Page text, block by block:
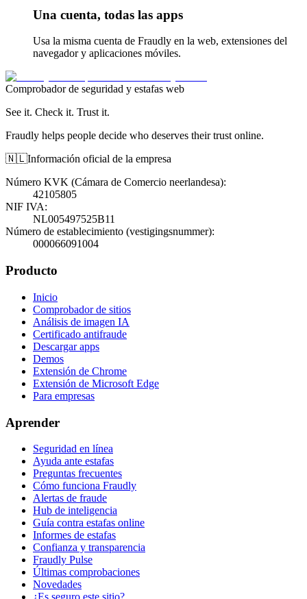
Una cuenta, todas las apps
Usa la misma cuenta de Fraudly en la web, extensiones del
navegador y aplicaciones móviles.
Comprobador de seguridad y estafas web
See it. Check it. Trust it.
Fraudly helps people decide who deserves their trust online.
🇳🇱Información oficial de la empresa
Número KVK (Cámara de Comercio neerlandesa):
42105805
NIF IVA:
NL005497525B11
Número de establecimiento (vestigingsnummer):
000066091004
Producto
Inicio
Comprobador de sitios
Análisis de imagen IA
Certificado antifraude
Descargar apps
Demos
Extensión de Chrome
Extensión de Microsoft Edge
Para empresas
Aprender
Seguridad en línea
Ayuda ante estafas
Preguntas frecuentes
Cómo funciona Fraudly
Alertas de fraude
Hub de inteligencia
Guía contra estafas online
Informes de estafas
Confianza y transparencia
Fraudly Pulse
Últimas comprobaciones
Novedades